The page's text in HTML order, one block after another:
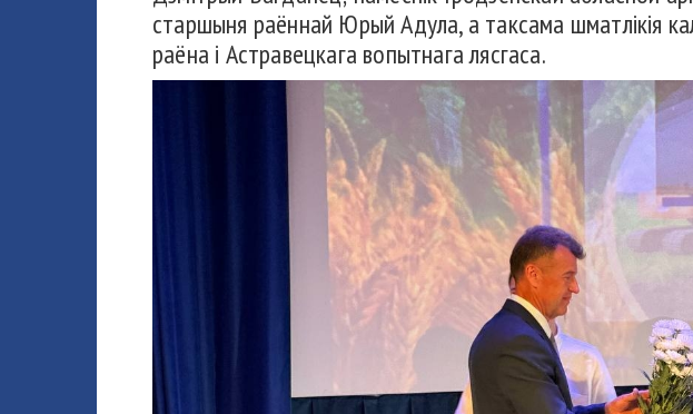
старшыня раённай Юрый Адула, а таксама шматлікія
раёна і Астравецкага вопытнага лясгаса.